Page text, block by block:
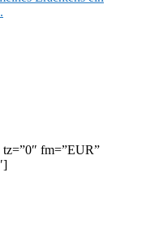
tz=”0″ fm=”EUR”